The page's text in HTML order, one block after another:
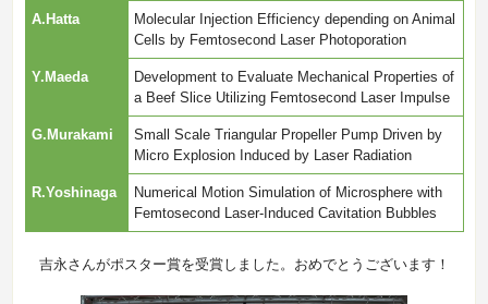
A.Hatta
Molecular Injection Efficiency depending on Animal
Cells by Femtosecond Laser Photoporation
Y.Maeda
Development to Evaluate Mechanical Properties of
a Beef Slice Utilizing Femtosecond Laser Impulse
G.Murakami
Small Scale Triangular Propeller Pump Driven by
Micro Explosion Induced by Laser Radiation
R.Yoshinaga
Numerical Motion Simulation of Microsphere with
Femtosecond Laser-Induced Cavitation Bubbles
吉永さんがポスター賞を受賞しました。おめでとうございます！